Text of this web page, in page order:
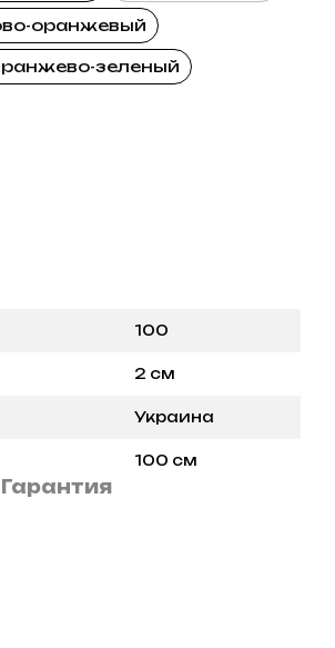
оранжевый
зеленый
100
2 см
Украина
100 см
Гарантия